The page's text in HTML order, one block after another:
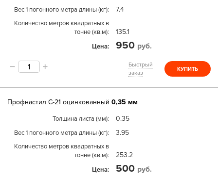
Вес 1 погонного метра длины (кг) 7.4
Количество метров квадратных в
тонне (кв.м)
135.1
Цена 950 руб.
Быстрый
заказ
КУПИТЬ
Профнастил С-21 оцинкованный 0,35 мм
Толщина листа (мм) 0.35
Вес 1 погонного метра длины (кг) 3.95
Количество метров квадратных в
тонне (кв.м)
253.2
Цена 500 руб.